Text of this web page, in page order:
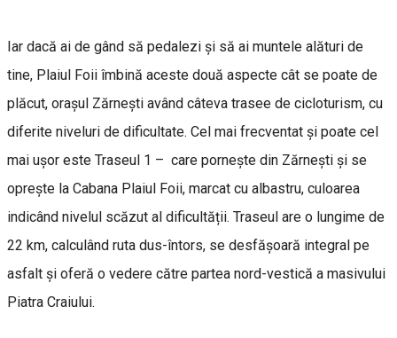
Iar dacă ai de gând să pedalezi și să ai muntele alături de
tine, Plaiul Foii îmbină aceste două aspecte cât se poate de
plăcut, orașul Zărnești având câteva trasee de cicloturism, cu
diferite niveluri de dificultate. Cel mai frecventat și poate cel
mai ușor este Traseul 1 – care pornește din Zărnești și se
oprește la Cabana Plaiul Foii, marcat cu albastru, culoarea
indicând nivelul scăzut al dificultății. Traseul are o lungime de
22 km, calculând ruta dus-întors, se desfășoară integral pe
asfalt și oferă o vedere către partea nord-vestică a masivului
Piatra Craiului.